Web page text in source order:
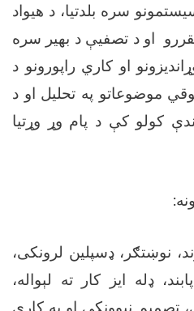
سره بلدتیا، د هیواد
او د تصفیې د بهیر سره
او کاري راپورونو د
موضوعاتو په تحلیل او د
کولو کې د پام وړ وړتیا
:
نوښتګر، ډسپلین لرونکی،
ډله ایز کار ته لېواله،
تصمیم نیوونکی او په کاري